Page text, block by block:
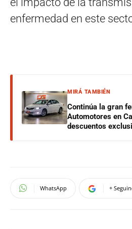
enfermedad en este
MIRÁ TAMBIÉN
Continúa la gran
Automotores en
descuentos
WhatsApp +